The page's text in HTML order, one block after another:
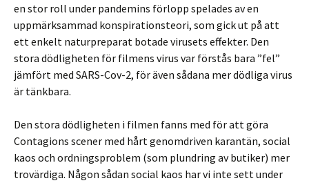
en stor roll under pandemins förlopp spelades av en
uppmärksammad konspirationsteori, som gick ut på att
ett enkelt naturpreparat botade virusets effekter. Den
stora dödligheten för filmens virus var förstås bara ”fel”
jämfört med SARS-Cov-2, för även sådana mer dödliga virus
är tänkbara.
Den stora dödligheten i filmen fanns med för att göra
Contagions scener med hårt genomdriven karantän, social
kaos och ordningsproblem (som plundring av butiker) mer
trovärdiga. Någon sådan social kaos har vi inte sett under